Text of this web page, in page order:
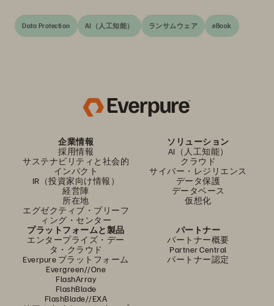
Data Protection AI（人工知能） ランサムウェア eBook
企業情報
採用情報
サステナビリティと社会的
インパクト
IR（投資家向け情報）
経営陣
所在地
エグゼクティブ・ブリーフ
ィング・センター
ソリューション
AI（人工知能）
クラウド
サイバー・レジリエンス
データ保護
データベース
仮想化
プラットフォームと製品
エンタープライズ・デー
タ・クラウド
Everpure プラットフォーム
Evergreen//One
FlashArray
FlashBlade
FlashBlade//EXA
パートナー
パートナー概要
Partner Central
パートナー認定